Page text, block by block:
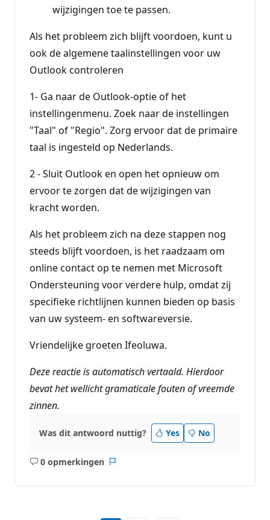
wijzigingen toe te passen.
Als het probleem zich blijft voordoen, kunt u
ook de algemene taalinstellingen voor uw
Outlook controleren
1- Ga naar de Outlook-optie of het
instellingenmenu. Zoek naar de instellingen
"Taal" of "Regio". Zorg ervoor dat de primaire
taal is ingesteld op Nederlands.
2 - Sluit Outlook en open het opnieuw om
ervoor te zorgen dat de wijzigingen van
kracht worden.
Als het probleem zich na deze stappen nog
steeds blijft voordoen, is het raadzaam om
online contact op te nemen met Microsoft
Ondersteuning voor verdere hulp, omdat zij
specifieke richtlijnen kunnen bieden op basis
van uw systeem- en softwareversie.
Vriendelijke groeten Ifeoluwa.
Deze reactie is automatisch vertaald. Hierdoor
bevat het wellicht gramaticale fouten of vreemde
zinnen.
Was dit antwoord nuttig? Yes No
0 opmerkingen
Geen